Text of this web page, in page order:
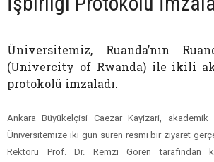
Üniversitemiz, Ruanda’nın
(Univercity of Rwanda) ile ikili
protokolü imzaladı.
Ankara Büyükelçisi Caezar Kayizari,
Üniversitemize iki gün süren resmi bir ziyaret
Rektörü Prof. Dr. Remzi Gören tarafından